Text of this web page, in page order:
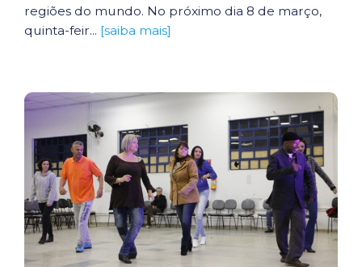
regiões do mundo. No próximo dia 8 de março,
quinta-feir... [saiba mais]